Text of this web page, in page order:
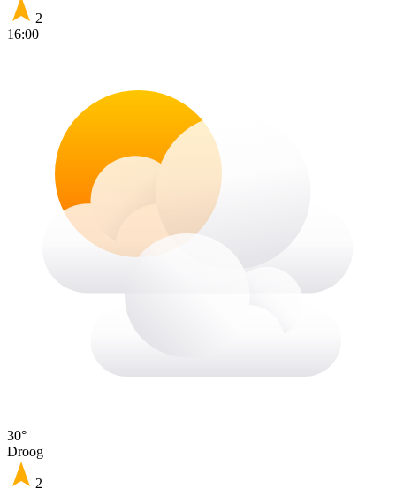
2
16:00
30°
Droog
2